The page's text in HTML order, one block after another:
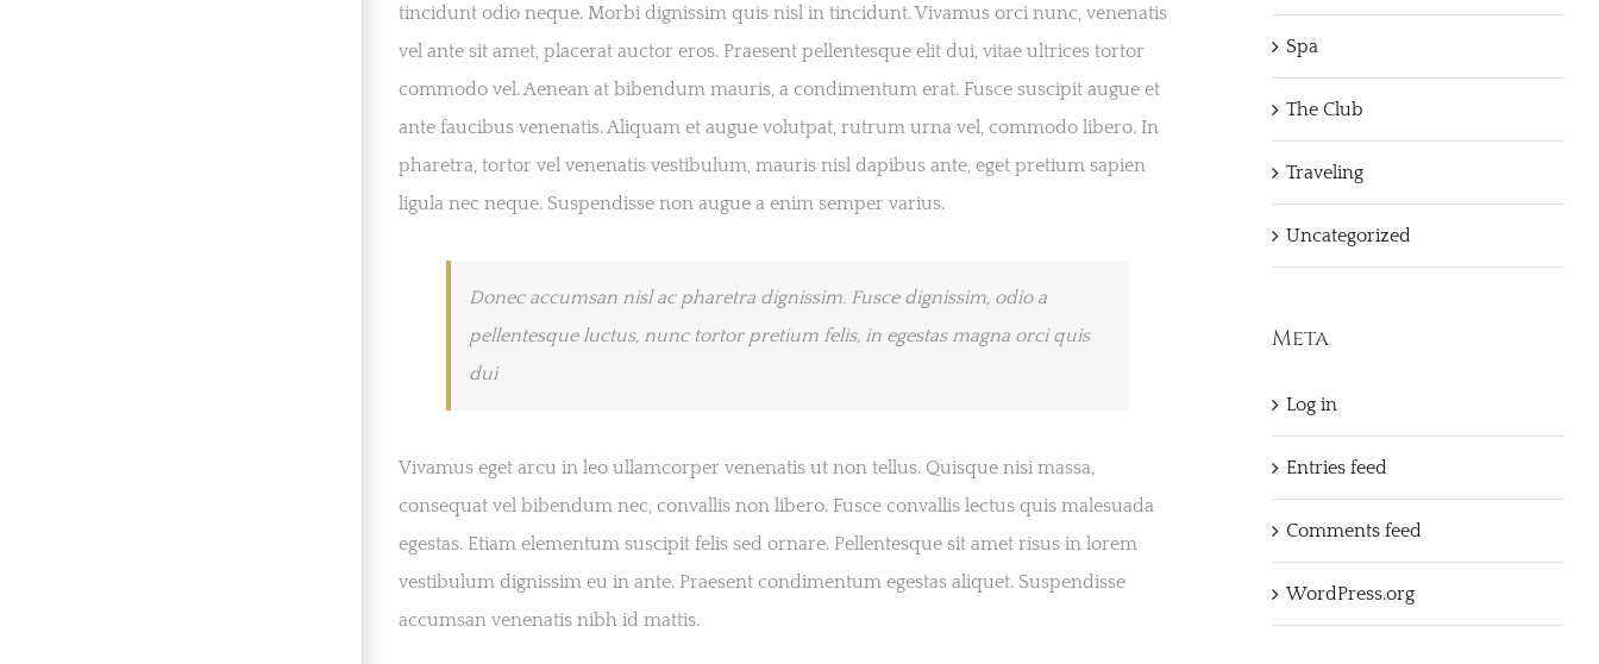
tincidunt odio neque. Morbi dignissim quis nisl in tincidunt. Vivamus orci nunc, venenatis
vel ante sit amet, placerat auctor eros. Praesent pellentesque elit dui, vitae ultrices tortor
commodo vel. Aenean at bibendum mauris, a condimentum erat. Fusce suscipit augue et
ante faucibus venenatis. Aliquam et augue volutpat, rutrum urna vel, commodo libero. In
pharetra, tortor vel venenatis vestibulum, mauris nisl dapibus ante, eget pretium sapien
ligula nec neque. Suspendisse non augue a enim semper varius.
Donec accumsan nisl ac pharetra dignissim. Fusce dignissim, odio a
pellentesque luctus, nunc tortor pretium felis, in egestas magna orci quis
dui
Vivamus eget arcu in leo ullamcorper venenatis ut non tellus. Quisque nisi massa,
consequat vel bibendum nec, convallis non libero. Fusce convallis lectus quis malesuada
egestas. Etiam elementum suscipit felis sed ornare. Pellentesque sit amet risus in lorem
vestibulum dignissim eu in ante. Praesent condimentum egestas aliquet. Suspendisse
accumsan venenatis nibh id mattis.
Spa
The Club
Traveling
Uncategorized
Meta
Log in
Entries feed
Comments feed
WordPress.org